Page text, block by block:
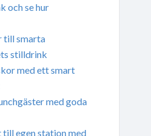
och se hur
till smarta
stilldrink
med ett smart
med goda
egen station med